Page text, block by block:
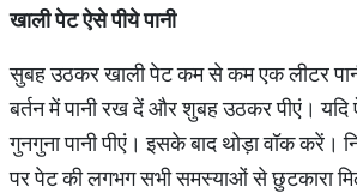
खालीपेटऐसेपीयेपानी
सुबह उठकर खाली पेट कम से कम एक लीटर
बर्तन में पानी रख दें और शुबह उठकर पीएं। यदि
गुनगुना पानी पीएं। इसके बाद थोड़ा वॉक करें।
पर पेट की लगभग सभी समस्याओं से छुटकारा